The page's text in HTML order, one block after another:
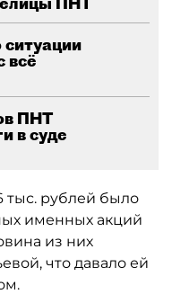
всё
ПНТ
в суде
тыс. рублей было
именных акций
из них
что давало ей